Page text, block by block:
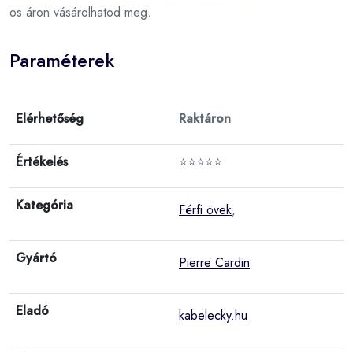
os áron vásárolhatod meg.
Paraméterek
Elérhetőség Raktáron
Értékelés ⭐⭐⭐⭐⭐
Kategória Férfi övek,
Gyártó Pierre Cardin
Eladó kabelecky.hu